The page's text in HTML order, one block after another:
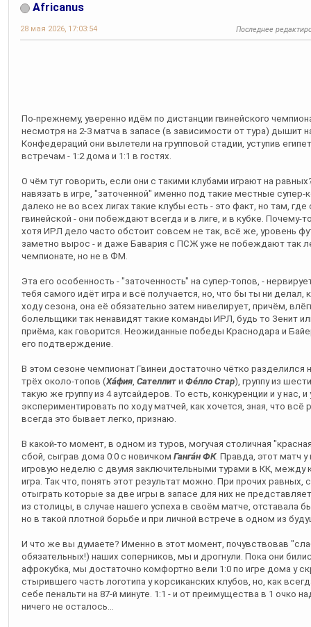
Africanus
28 мая 2026, 17:03:54 Последнее
По-прежнему, уверенно идём по дистанции гвинейского
несмотря на 2-3 матча в запасе (в зависимости от тура) дышит
Конфедераций они вылетели на групповой стадии, уступив
встречам - 1:2 дома и 1:1 в гостях.
О чём тут говорить, если они с такими клубами играют на
навязать в игре, "заточенной" именно под такие местные
далеко не во всех лигах такие клубы есть - это факт, но там,
гвинейской - они побеждают всегда и в лиге, и в кубке. Почему-
хотя ИРЛ дело часто обстоит совсем не так, всё же, уровень
заметно вырос - и даже Бавария с ПСЖ уже не побеждают так
чемпионате, но не в ФМ.
Эта его особенность - "заточенность" на супер-топов, -
тебя самого идёт игра и всё получается, но, что бы ты ни делал,
ходу сезона, она её обязательно затем нивелирует, причём,
болельщики так ненавидят такие команды ИРЛ, будь то Зенит
приёма, как говорится. Неожиданные победы Краснодара и
его подтверждение.
В этом сезоне чемпионат Гвинеи достаточно чётко
трёх около-топов (Ха́фия Сателлит и Фе́лло Стар), группу из
такую же группу из 4 аутсайдеров. То есть, конкуренции и у нас,
экспериментировать по ходу матчей, как хочется, зная, что
всегда это бывает легко, признаю.
В какой-то момент, в одном из туров, могучая столичная
сбой, сыграв дома 0:0 с новичком Ганга́н ФК. Правда, этот матч
игровую неделю с двумя заключительными турами в КК, между
игра. Так что, понять этот результат можно. При прочих равных,
отыграть которые за две игры в запасе для них не
из столицы, в случае нашего успеха в своём матче, отставала
но в такой плотной борьбе и при личной встрече в одном из
И что же вы думаете? Именно в этот момент, почувствовав
обязательных!) наших соперников, мы и дрогнули. Пока они
афрокубка, мы достаточно комфортно вели 1:0 по игре дома у
стырившего часть логотипа у корсиканских клубов, но, как
себе пенальти на 87-й минуте. 1:1 - и от преимущества в 1 очко
ничего не осталось...